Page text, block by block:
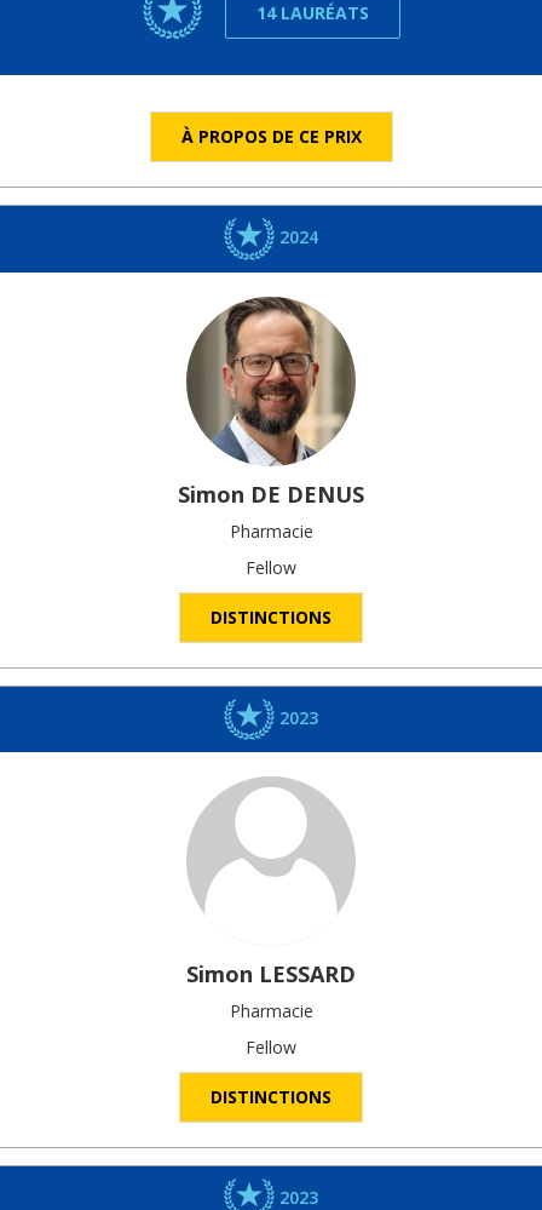
14 LAURÉATS
À PROPOS DE CE PRIX
2024
Simon DE DENUS
Pharmacie
Fellow
DISTINCTIONS
2023
Simon LESSARD
Pharmacie
Fellow
DISTINCTIONS
2023